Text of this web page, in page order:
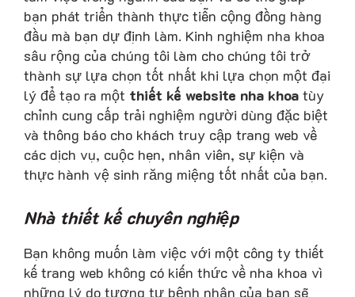
bạn phát triển thành thực tiễn cộng đồng hàng
đầu mà bạn dự định làm. Kinh nghiệm nha khoa
sâu rộng của chúng tôi làm cho chúng tôi trở
thành sự lựa chọn tốt nhất khi lựa chọn một đại
lý để tạo ra một thiết kế website nha khoa tùy
chỉnh cung cấp trải nghiệm người dùng đặc biệt
và thông báo cho khách truy cập trang web về
các dịch vụ, cuộc hẹn, nhân viên, sự kiện và
thực hành vệ sinh răng miệng tốt nhất của bạn.
Nhà thiết kế chuyên nghiệp
Bạn không muốn làm việc với một công ty thiết
kế trang web không có kiến ​​thức về nha khoa vì
những lý do tương tự bệnh nhân của bạn sẽ